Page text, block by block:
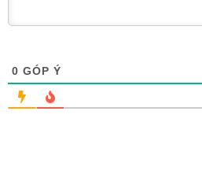
0 GÓP Ý